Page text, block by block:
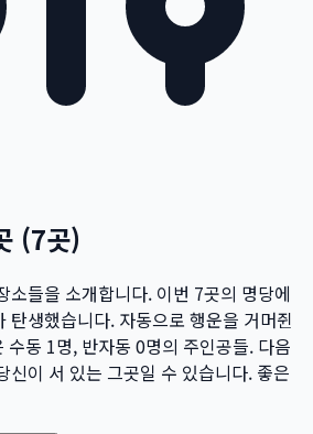
(7곳)
소들을 소개합니다. 이번 7곳의 명당에
탄생했습니다. 자동으로 행운을 거머쥔
수동 1명, 반자동 0명의 주인공들. 다음
신이 서 있는 그곳일 수 있습니다. 좋은